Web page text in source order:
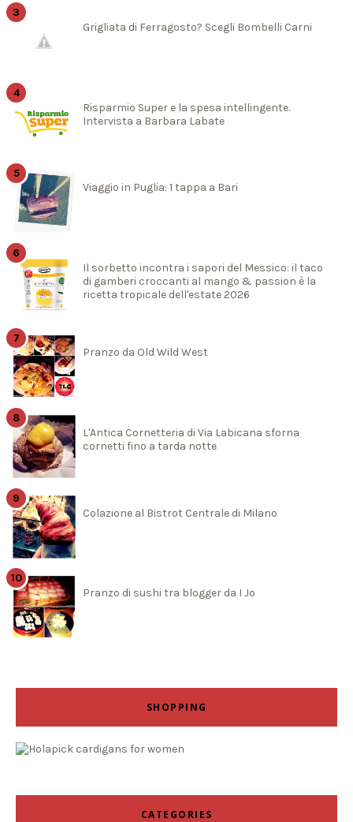
Grigliata di Ferragosto? Scegli Bombelli Carni
Risparmio Super e la spesa intellingente.
Intervista a Barbara Labate
Viaggio in Puglia: 1 tappa a Bari
Il sorbetto incontra i sapori del Messico: il taco
di gamberi croccanti al mango & passion è la
ricetta tropicale dell'estate 2026
Pranzo da Old Wild West
L'Antica Cornetteria di Via Labicana sforna
cornetti fino a tarda notte
Colazione al Bistrot Centrale di Milano
Pranzo di sushi tra blogger da I Jo
SHOPPING
CATEGORIES